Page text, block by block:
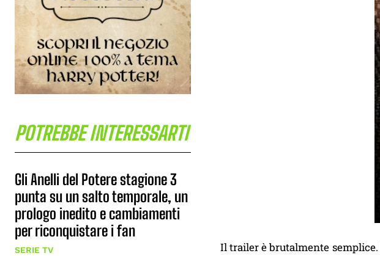
POTREBBE INTERESSARTI
Gli Anelli del Potere stagione 3
punta su un salto temporale, un
prologo inedito e cambiamenti
per riconquistare i fan
SERIE TV Il trailer è brutalmente semplice.